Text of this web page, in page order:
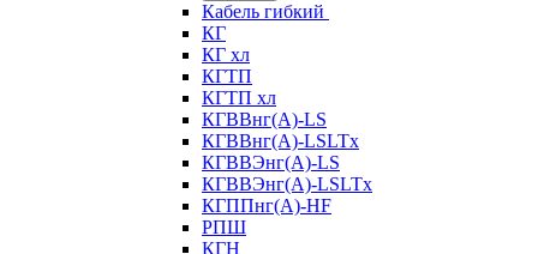
Кабель гибкий
КГ
КГ хл
КГТП
КГТП хл
КГВВнг(А)-LS
КГВВнг(А)-LSLTx
КГВВЭнг(А)-LS
КГВВЭнг(А)-LSLTx
КГППнг(А)-HF
РПШ
КГН